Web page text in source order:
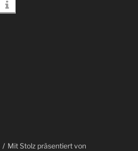
Mit Stolz präsentiert von